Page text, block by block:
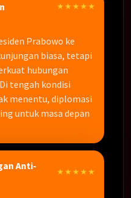
★★★★★
Prabowo ke
biasa, tetapi
hubungan
tengah kondisi
menentu, diplomasi
untuk masa depan
Anti-
★★★★★